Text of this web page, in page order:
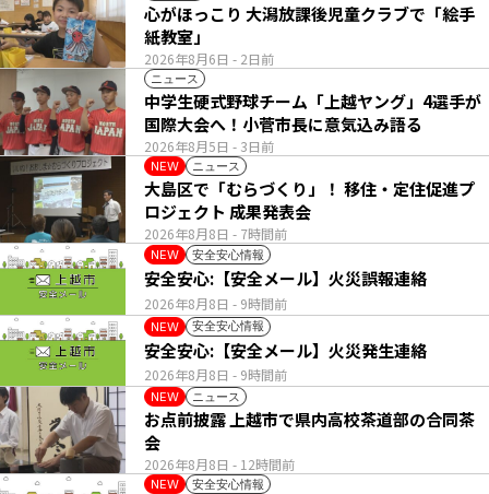
2026年8月6日 - 2日前
心がほっこり 大潟放課後児童クラブで「絵手
紙教室」
ニュース
2026年8月5日 - 3日前
中学生硬式野球チーム「上越ヤング」4選手が
国際大会へ！小菅市長に意気込み語る
NEW ニュース
2026年8月8日 - 7時間前
大島区で「むらづくり」！ 移住・定住促進プ
ロジェクト 成果発表会
NEW 安全安心情報
2026年8月8日 - 9時間前
安全安心:【安全メール】火災誤報連絡
NEW 安全安心情報
2026年8月8日 - 9時間前
安全安心:【安全メール】火災発生連絡
NEW ニュース
2026年8月8日 - 12時間前
お点前披露 上越市で県内高校茶道部の合同茶
会
NEW 安全安心情報